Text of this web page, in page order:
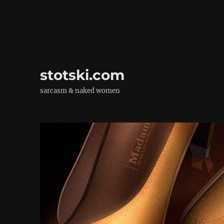
stotski.com
sarcasm & naked women